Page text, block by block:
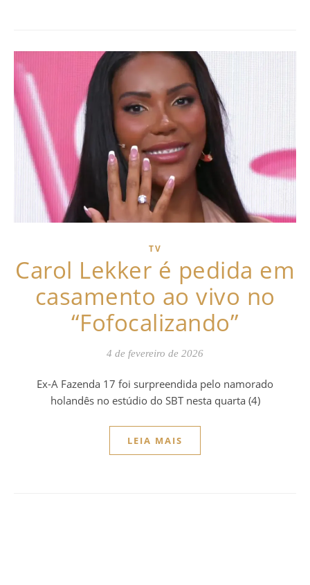
TV
Carol Lekker é pedida em
casamento ao vivo no
“Fofocalizando”
4 de fevereiro de 2026
Ex-A Fazenda 17 foi surpreendida pelo namorado
holandês no estúdio do SBT nesta quarta (4)
LEIA MAIS